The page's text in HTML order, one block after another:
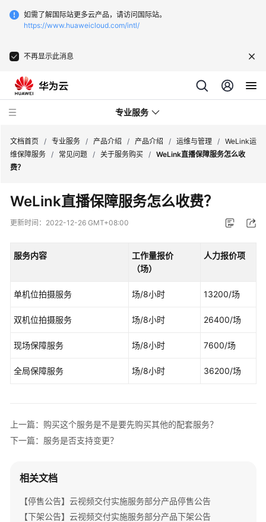
如需了解国际站更多云产品，请访问国际站。
https://www.huaweicloud.com/intl/
不再显示此消息
专业服务
公
告
品
品
绍
划
云
与
实
文档首页 / 专业服务 / 产品介绍 / 产品介绍 / 运维与管理 / WeLink运
维保障服务 / 常见问题 / 关于服务购买 / WeLink直播保障服务怎么收
费？
WeLink直播保障服务怎么收费？
更新时间： 2022-12-26 GMT+08:00
服务内容
工作量报价
（场）
人力报价项
单机位拍摄服务 场/8小时 13200/场
双机位拍摄服务 场/8小时 26400/场
现场保障服务 场/8小时 7600/场
全局保障服务 场/8小时 36200/场
上一篇：购买这个服务是不是要先购买其他的配套服务？
下一篇：服务是否支持变更？
相关文档
【停售公告】云视频交付实施服务部分产品停售公告
【下架公告】云视频交付实施服务部分产品下架公告